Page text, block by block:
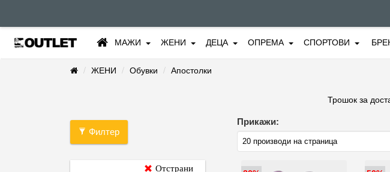
МАЖИ ЖЕНИ ДЕЦА ОПРЕМА СПОРТОВИ
ЖЕНИ Обувки Апостолки
Трошок за
Филтер
Прикажи:
Отстрани